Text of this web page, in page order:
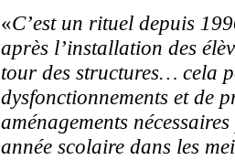
«C’est un rituel depuis
après l’installation des
tour des structures… cela
dysfonctionnements et de
aménagements
année scolaire dans les